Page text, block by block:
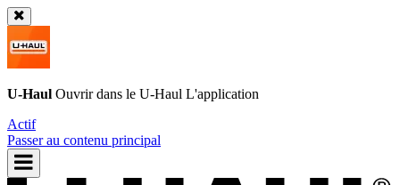
U-Haul Ouvrir dans le U-Haul L'application
Actif
Passer au contenu principal